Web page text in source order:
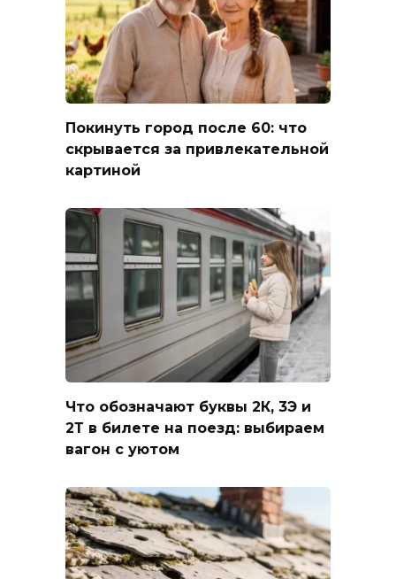
Покинуть город после 60: что
скрывается за привлекательной
картиной
Что обозначают буквы 2К, 3Э и
2Т в билете на поезд: выбираем
вагон с уютом